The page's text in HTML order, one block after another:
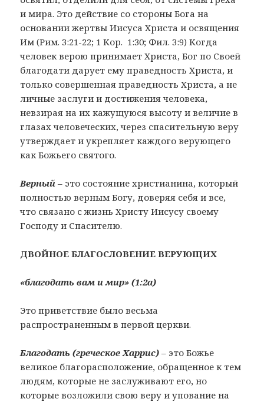
и мира. Это действие со стороны Бога на
основании жертвы Иисуса Христа и освящения
Им (Рим. 3:21-22; 1 Кор. 1:30; Фил. 3:9) Когда
человек верою принимает Христа, Бог по Своей
благодати дарует ему праведность Христа, и
только совершенная праведность Христа, а не
личные заслуги и достижения человека,
невзирая на их кажущуюся высоту и величие в
глазах человеческих, через спасительную веру
утверждает и укрепляет каждого верующего
как Божьего святого.
Верный – это состояние христианина, который
полностью верным Богу, доверяя себя и все,
что связано с жизнь Христу Иисусу своему
Господу и Спасителю.
ДВОЙНОЕ БЛАГОСЛОВЕНИЕ ВЕРУЮЩИХ
«благодать вам и мир» (1:2а)
Это приветствие было весьма
распространенным в первой церкви.
Благодать (греческое Харрис)– это Божье
великое благорасположение, обращенное к тем
людям, которые не заслуживают его, но
которые возложили свою веру и упование на